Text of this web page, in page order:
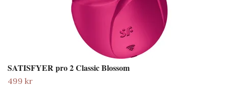
SATISFYER pro 2 Classic Blossom
499 kr